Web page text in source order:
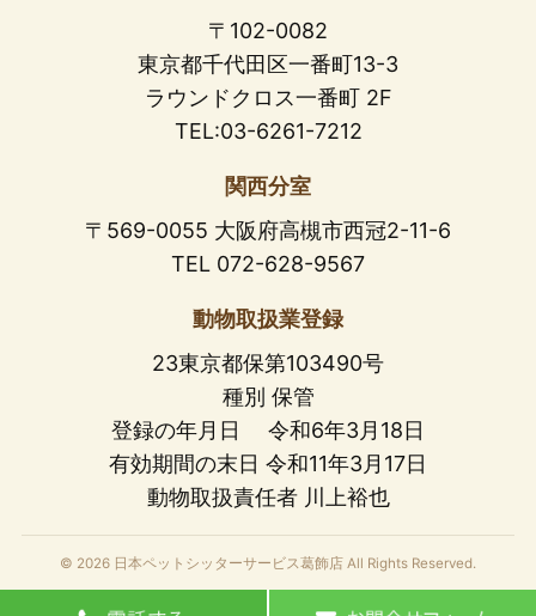
〒102-0082
東京都千代田区一番町13-3
ラウンドクロス一番町 2F
TEL:03-6261-7212
関西分室
〒569-0055 大阪府高槻市西冠2-11-6
TEL 072-628-9567
動物取扱業登録
23東京都保第103490号
種別 保管
登録の年月日 令和6年3月18日
有効期間の末日 令和11年3月17日
動物取扱責任者 川上裕也
© 2026 日本ペットシッターサービス葛飾店 All Rights Reserved.